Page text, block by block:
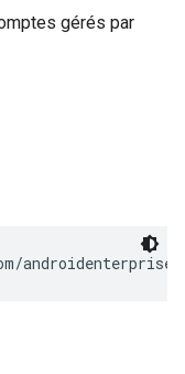
gérés par